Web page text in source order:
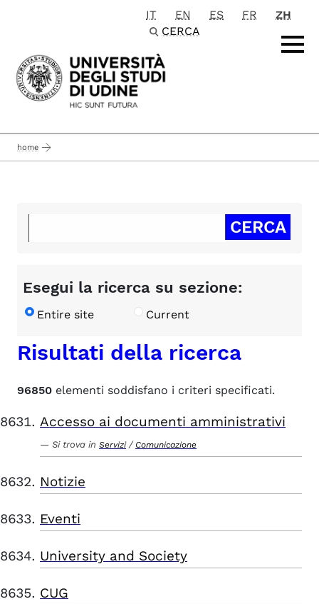
Passa al contenuto principale
IT EN ES FR
ZH
CERCA
home
Esegui la ricerca su sezione:
Entire site Current
Risultati della ricerca
96850 elementi soddisfano i criteri specificati.
Accesso ai documenti amministrativi
Si trova in Servizi / Comunicazione
Notizie
Eventi
University and Society
CUG